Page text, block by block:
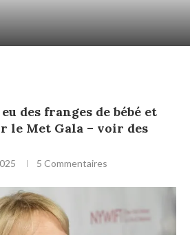
des franges de bébé et
le Met Gala – voir des
5 Commentaires